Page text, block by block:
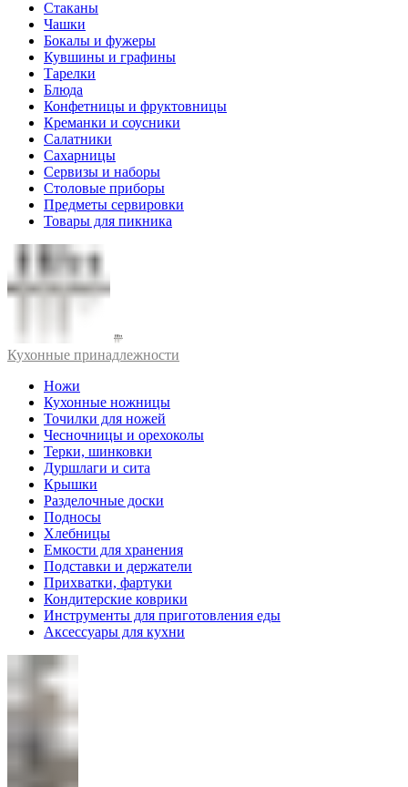
Стаканы
Чашки
Бокалы и фужеры
Кувшины и графины
Тарелки
Блюда
Конфетницы и фруктовницы
Креманки и соусники
Салатники
Сахарницы
Сервизы и наборы
Столовые приборы
Предметы сервировки
Товары для пикника
Кухонные принадлежности
Ножи
Кухонные ножницы
Точилки для ножей
Чесночницы и орехоколы
Терки, шинковки
Дуршлаги и сита
Крышки
Разделочные доски
Подносы
Хлебницы
Емкости для хранения
Подставки и держатели
Прихватки, фартуки
Кондитерские коврики
Инструменты для приготовления еды
Аксессуары для кухни